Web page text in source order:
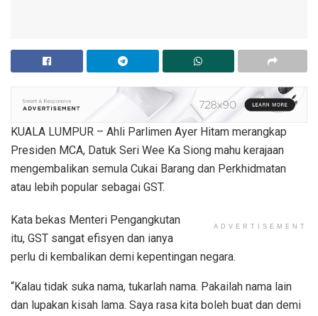
KUALA LUMPUR – Ahli Parlimen Ayer Hitam merangkap
Presiden MCA, Datuk Seri Wee Ka Siong mahu kerajaan
mengembalikan semula Cukai Barang dan Perkhidmatan
atau lebih popular sebagai GST.
ADVERTISEMENT
Kata bekas Menteri Pengangkutan
itu, GST sangat efisyen dan ianya
perlu di kembalikan demi kepentingan negara.
“Kalau tidak suka nama, tukarlah nama. Pakailah nama lain
dan lupakan kisah lama. Saya rasa kita boleh buat dan demi